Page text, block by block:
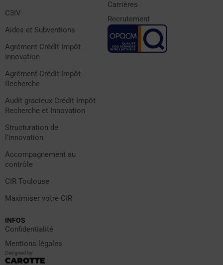
C3IV
Aides et Subventions
Agrément Crédit Impôt
Innovation
Agrément Crédit Impôt
Recherche
Audit gracieux Crédit Impôt
Recherche et Innovation
Structuration de
l’innovation
Accompagnement au
contrôle
CIR Toulouse
Maximiser votre CIR
Carrières
Recrutement
INFOS
Confidentialité
Mentions légales